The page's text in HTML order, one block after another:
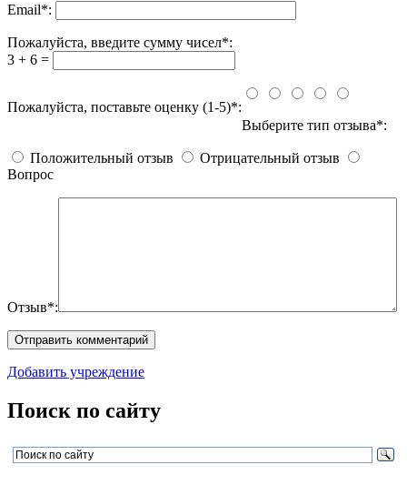
Email*:
Пожалуйста, введите сумму чисел*:
3 + 6 =
Пожалуйста, поставьте оценку (1-5)*:
Выберите тип отзыва*:
Положительный отзыв
Отрицательный отзыв
Вопрос
Отзыв*:
Добавить учреждение
Поиск по сайту